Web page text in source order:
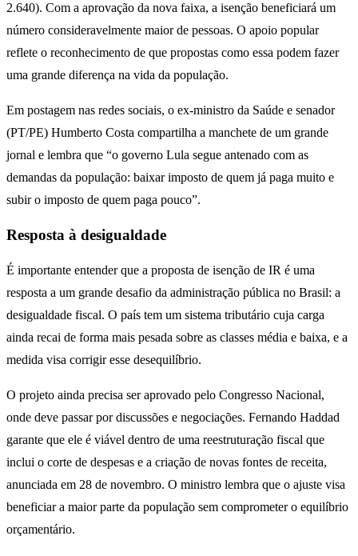
2.640). Com a aprovação da nova faixa, a isenção beneficiará um
número consideravelmente maior de pessoas. O apoio popular
reflete o reconhecimento de que propostas como essa podem fazer
uma grande diferença na vida da população.
Em postagem nas redes sociais, o ex-ministro da Saúde e senador
(PT/PE) Humberto Costa compartilha a manchete de um grande
jornal e lembra que “o governo Lula segue antenado com as
demandas da população: baixar imposto de quem já paga muito e
subir o imposto de quem paga pouco”.
Resposta à desigualdade
É importante entender que a proposta de isenção de IR é uma
resposta a um grande desafio da administração pública no Brasil: a
desigualdade fiscal. O país tem um sistema tributário cuja carga
ainda recai de forma mais pesada sobre as classes média e baixa, e a
medida visa corrigir esse desequilíbrio.
O projeto ainda precisa ser aprovado pelo Congresso Nacional,
onde deve passar por discussões e negociações. Fernando Haddad
garante que ele é viável dentro de uma reestruturação fiscal que
inclui o corte de despesas e a criação de novas fontes de receita,
anunciada em 28 de novembro. O ministro lembra que o ajuste visa
beneficiar a maior parte da população sem comprometer o equilíbrio
orçamentário.